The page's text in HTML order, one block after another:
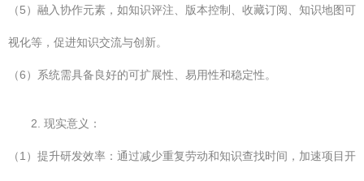
（5）融入协作元素，如知识评注、版本控制、收藏订阅、知识地图可
视化等，促进知识交流与创新。
（6）系统需具备良好的可扩展性、易用性和稳定性。
2. 现实意义：
（1）提升研发效率：通过减少重复劳动和知识查找时间，加速项目开